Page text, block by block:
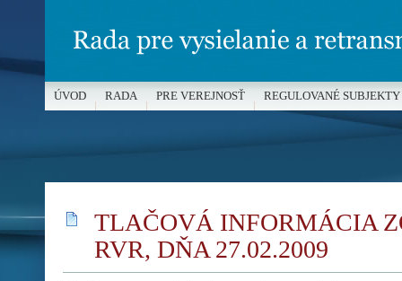
TLAČOVÁ INFORMÁCIA
RVR, DŇA 27.02.2009
ÚVOD RADA PRE VEREJNOSŤ REGULOVANÉ SUBJEKTY